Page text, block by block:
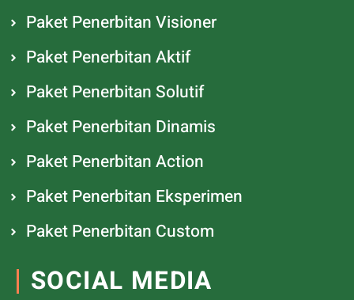
Paket Penerbitan Visioner
Paket Penerbitan Aktif
Paket Penerbitan Solutif
Paket Penerbitan Dinamis
Paket Penerbitan Action
Paket Penerbitan Eksperimen
Paket Penerbitan Custom
SOCIAL MEDIA